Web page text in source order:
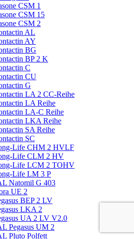
CSM 1
CSM 15
CSM 2
AL
AY
BG
BP 2 K
C
CU
G
LA 2 CC-Reihe
LA Reihe
LA-C Reihe
LKA Reihe
SA Reihe
SC
Life CHM 2 HVLF
Life CLM 2 HV
Life LCM 2 TOHV
Life LM 3 P
Natomil G 403
UE 2
BEP 2 LV
LKA 2
UA 2 LV V2.0
Pegasus UM 2
Pluto Polfett